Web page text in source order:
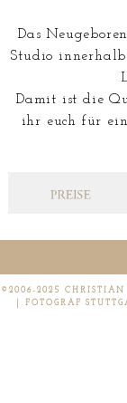
Das
Studio innerhalb
Damit ist die
ihr euch für
©2006-2025 CHRISTIAN
| FOTOGRAF